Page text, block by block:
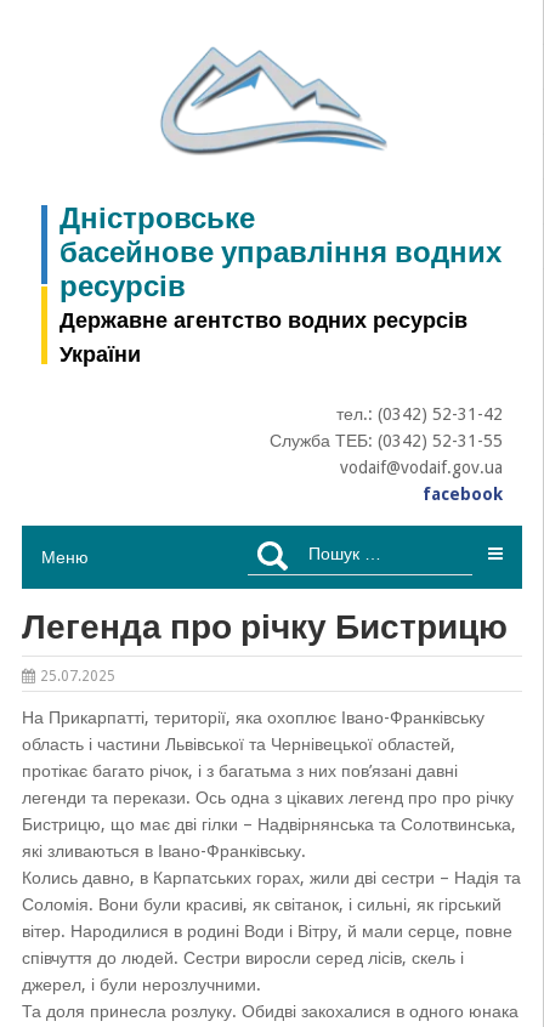
Дністровське
басейнове управління водних
ресурсів
Державне агентство водних ресурсів
України
тел.: (0342) 52-31-42
Служба ТЕБ: (0342) 52-31-55
vodaif@vodaif.gov.ua
facebook
Меню
Пошук:
Легенда про річку Бистрицю
25.07.2025
На Прикарпатті, території, яка охоплює Івано-Франківську
область і частини Львівської та Чернівецької областей,
протікає багато річок, і з багатьма з них пов’язані давні
легенди та перекази. Ось одна з цікавих легенд про про річку
Бистрицю, що має дві гілки – Надвірнянська та Солотвинська,
які зливаються в Івано-Франківську.
Колись давно, в Карпатських горах, жили дві сестри – Надія та
Соломія. Вони були красиві, як світанок, і сильні, як гірський
вітер. Народилися в родині Води і Вітру, й мали серце, повне
співчуття до людей. Сестри виросли серед лісів, скель і
джерел, і були нерозлучними.
Та доля принесла розлуку. Обидві закохалися в одного юнака